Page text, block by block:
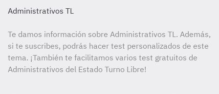
Administrativos TL
Te damos información sobre Administrativos TL. Además,
si te suscribes, podrás hacer test personalizados de este
tema. ¡También te facilitamos varios test gratuitos de
Administrativos del Estado Turno Libre!